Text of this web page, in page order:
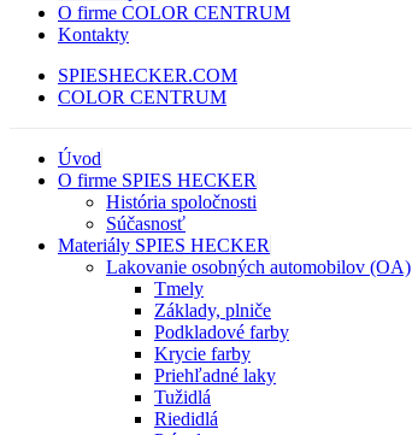
O firme COLOR CENTRUM
Kontakty
SPIESHECKER.COM
COLOR CENTRUM
Úvod
O firme SPIES HECKER
História spoločnosti
Súčasnosť
Materiály SPIES HECKER
Lakovanie osobných automobilov (OA)
Tmely
Základy, plniče
Podkladové farby
Krycie farby
Priehľadné laky
Tužidlá
Riedidlá